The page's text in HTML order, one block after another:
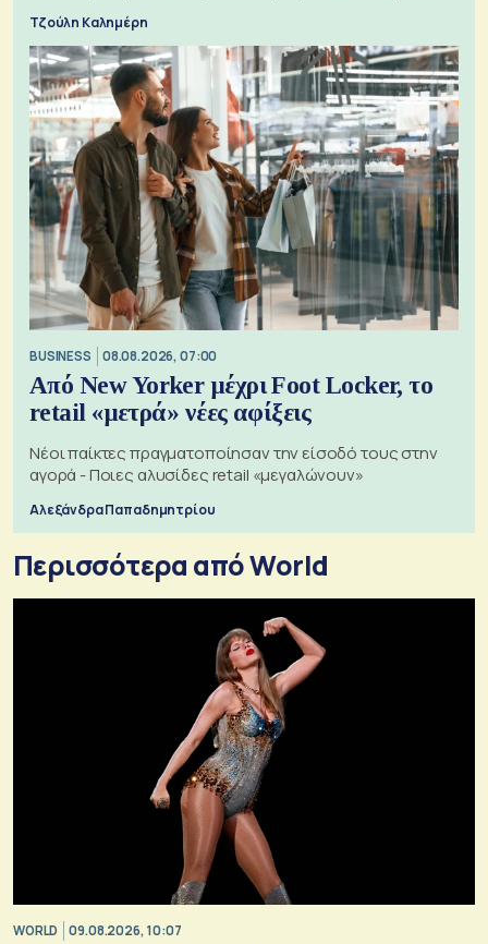
Τζούλη Καλημέρη
BUSINESS 08.08.2026, 07:00
Από New Yorker μέχρι Foot Locker, το
retail «μετρά» νέες αφίξεις
Νέοι παίκτες πραγματοποίησαν την είσοδό τους στην
αγορά - Ποιες αλυσίδες retail «μεγαλώνουν»
Αλεξάνδρα Παπαδημητρίου
Περισσότερα από World
WORLD 09.08.2026, 10:07